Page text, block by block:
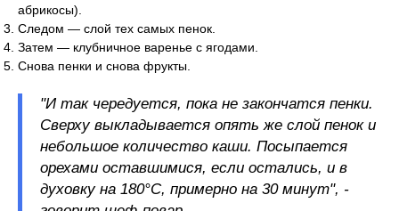
абрикосы).
Следом — слой тех самых пенок.
Затем — клубничное варенье с ягодами.
Снова пенки и снова фрукты.
"И так чередуется, пока не закончатся пенки.
Сверху выкладывается опять же слой пенок и
небольшое количество каши. Посыпается
орехами оставшимися, если остались, и в
духовку на 180°C, примерно на 30 минут", -